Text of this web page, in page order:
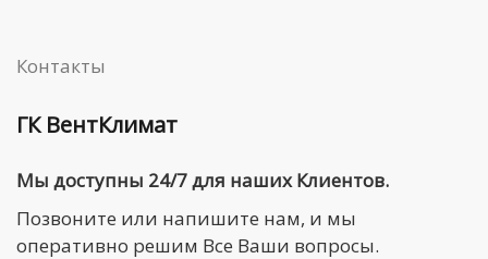
Контакты
ГК ВентКлимат
Мы доступны 24/7 для наших Клиентов.
Позвоните или напишите нам, и мы
оперативно решим Все Ваши вопросы.